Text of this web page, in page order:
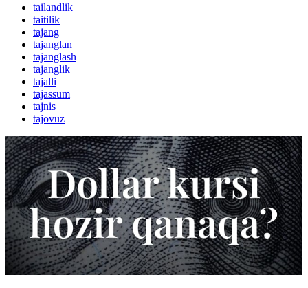
tailandlik
taitilik
tajang
tajanglan
tajanglash
tajanglik
tajalli
tajassum
tajnis
tajovuz